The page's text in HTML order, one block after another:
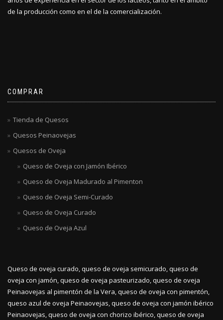
de la producción como en el de la comercialización.
COMPRAR
Tienda de Quesos
Quesos Peinaovejas
Quesos de Oveja
Queso de Oveja con Jamón Ibérico
Queso de Oveja Madurado al Pimenton
Queso de Oveja Semi-Curado
Queso de Oveja Curado
Queso de Oveja Azul
Queso de oveja curado, queso de oveja semicurado, queso de
oveja con jamón, queso de oveja pasteurizado, queso de oveja
Peinaovejas al pimentón de la Vera, queso de oveja con pimentón,
queso azul de oveja Peinaovejas, queso de oveja con jamón ibérico
Peinaovejas, queso de oveja con chorizo ibérico, queso de oveja